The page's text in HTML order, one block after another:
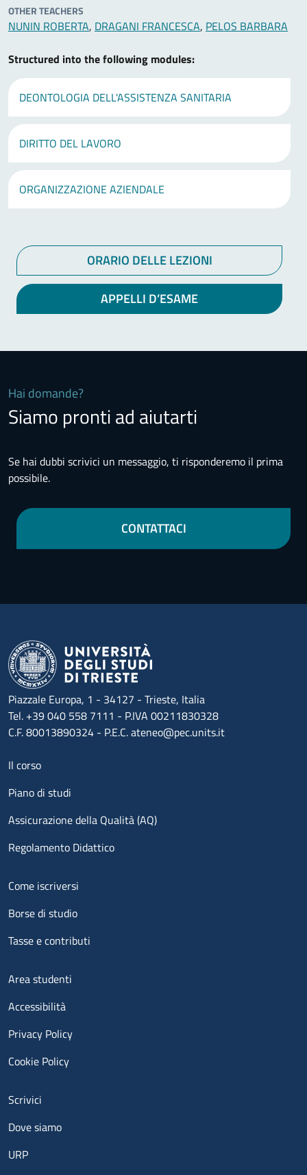
OTHER TEACHERS
NUNIN ROBERTA, DRAGANI FRANCESCA, PELOS BARBARA
Structured into the following modules:
DEONTOLOGIA DELL'ASSISTENZA SANITARIA
DIRITTO DEL LAVORO
ORGANIZZAZIONE AZIENDALE
ORARIO DELLE LEZIONI
APPELLI D’ESAME
Hai domande?
Siamo pronti ad aiutarti
Se hai dubbi scrivici un messaggio, ti risponderemo il prima
possibile.
CONTATTACI
Piazzale Europa, 1 - 34127 - Trieste, Italia
Tel. +39 040 558 7111 - P.IVA 00211830328
C.F. 80013890324 - P.E.C. ateneo@pec.units.it
Menu footer 1
Il corso
Piano di studi
Assicurazione della Qualità (AQ)
Regolamento Didattico
Menu footer 2
Come iscriversi
Borse di studio
Tasse e contributi
Menu footer 3
Area studenti
Accessibilità
Privacy Policy
Cookie Policy
Menu contatti
Scrivici
Dove siamo
URP